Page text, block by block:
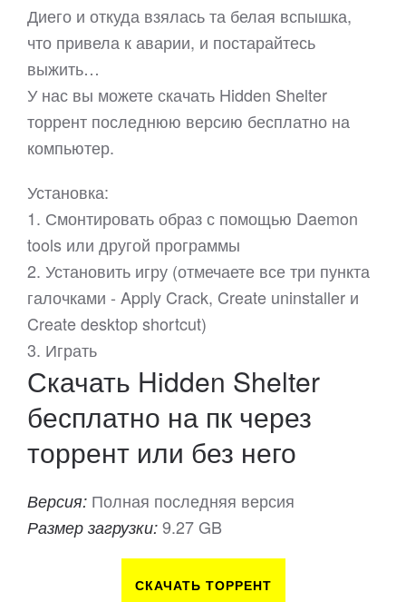
Диего и откуда взялась та белая вспышка,
что привела к аварии, и постарайтесь
выжить…
У нас вы можете скачать Hidden Shelter
торрент последнюю версию бесплатно на
компьютер.
Установка:
1. Смонтировать образ с помощью Daemon
tools или другой программы
2. Установить игру (отмечаете все три пункта
галочками - Apply Crack, Create uninstaller и
Create desktop shortcut)
3. Играть
Скачать Hidden Shelter
бесплатно на пк через
торрент или без него
Версия: Полная последняя версия
Размер загрузки: 9.27 GB
СКАЧАТЬ ТОРРЕНТ